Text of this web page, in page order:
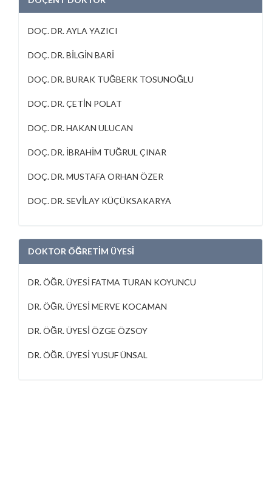
DOÇ. DR. AYLA YAZICI
DOÇ. DR. BİLGİN BARİ
DOÇ. DR. BURAK TUĞBERK TOSUNOĞLU
DOÇ. DR. ÇETİN POLAT
DOÇ. DR. HAKAN ULUCAN
DOÇ. DR. İBRAHİM TUĞRUL ÇINAR
DOÇ. DR. MUSTAFA ORHAN ÖZER
DOÇ. DR. SEVİLAY KÜÇÜKSAKARYA
DOKTOR ÖĞRETİM ÜYESİ
DR. ÖĞR. ÜYESİ FATMA TURAN KOYUNCU
DR. ÖĞR. ÜYESİ MERVE KOCAMAN
DR. ÖĞR. ÜYESİ ÖZGE ÖZSOY
DR. ÖĞR. ÜYESİ YUSUF ÜNSAL